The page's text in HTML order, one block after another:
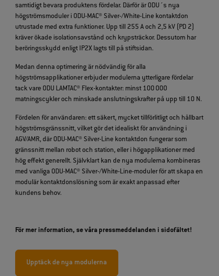
samtidigt bevara produktens fördelar. Därför är ODU´s nya
högströmsmoduler i ODU‑MAC® Silver‑/White‑Line kontaktdon
utrustade med extra funktioner. Upp till 255 A och 2,5 kV (PD 2)
kräver ökade isolationsavstånd och krypsträckor. Dessutom har
beröringsskydd enligt IP2X lagts till på stiftsidan.
Medan denna optimering är nödvändig för alla
högströmsapplikationer erbjuder modulerna ytterligare fördelar
tack vare ODU LAMTAC® Flex‑kontakter: minst 100 000
matningscykler och minskade anslutningskrafter på upp till 10 N.
Fördelen för användaren: ett säkert, mycket tillförlitligt och hållbart
högströmsgränssnitt, vilket gör det idealiskt för användning i
AGV/AMR, där ODU‑MAC® Silver‑Line kontaktdon fungerar som
gränssnitt mellan robot och station, eller i högapplikationer med
hög effekt generellt. Självklart kan de nya modulerna kombineras
med vanliga ODU‑MAC® Silver‑/White‑Line‑moduler för att skapa en
modulär kontaktdonslösning som är exakt anpassad efter
kundens behov.
För mer information, se våra pressmeddelanden i sidofältet!
Upptäck de nya modulerna